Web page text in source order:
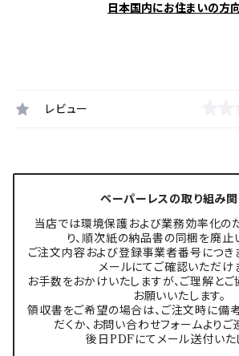
日本国内にお住まいの方
レビュー
ペーパーレスの取り組み関
当店では環境保護および業務効率化の
り、順次紙の納品書の同梱を廃止
ご注文内容および登録事業者番号につき
メールにてご確認いただけ
お手数をおかけいたしますが、ご理解とご
お願いいたします。
領収書をご希望の場合は、ご注文時に備
だくか、お問い合わせフォームよりご
後日PDFにてメール送付いた